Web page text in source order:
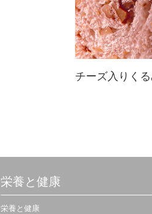
チーズ入りく
栄養と健康
栄養と健康